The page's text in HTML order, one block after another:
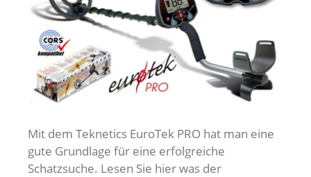
Mit dem Teknetics EuroTek PRO hat man eine
gute Grundlage für eine erfolgreiche
Schatzsuche. Lesen Sie hier was der